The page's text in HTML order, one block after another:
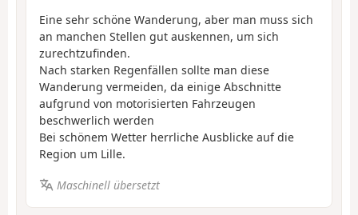
Eine sehr schöne Wanderung, aber man muss sich
an manchen Stellen gut auskennen, um sich
zurechtzufinden.
Nach starken Regenfällen sollte man diese
Wanderung vermeiden, da einige Abschnitte
aufgrund von motorisierten Fahrzeugen
beschwerlich werden
Bei schönem Wetter herrliche Ausblicke auf die
Region um Lille.
Maschinell übersetzt